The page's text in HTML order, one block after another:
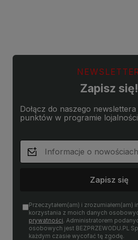
Zapisz się!
Dołącz do naszego
punktów w programie
Zapisz się
Przeczytałem(am) i
korzystania z moich danych
prywatności. Administratorem
osobowych jest BEZPRZEWODU.PL
każdym czasie wycofać tę zgodę.